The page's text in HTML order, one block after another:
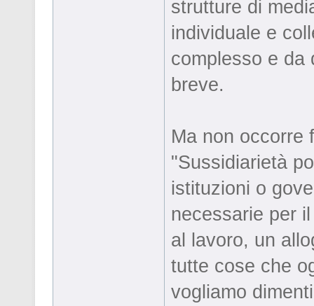
strutture di
individuale e
complesso e da
breve.
Ma non occorre
"Sussidiarietà
istituzioni o
necessarie per
al lavoro, un
tutte cose che
vogliamo